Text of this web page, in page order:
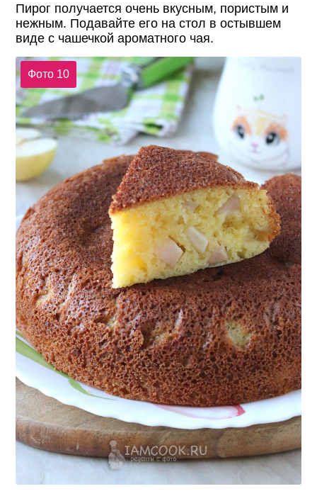
Пирог получается очень вкусным, пористым и
нежным. Подавайте его на стол в остывшем
виде с чашечкой ароматного чая.
Фото 10